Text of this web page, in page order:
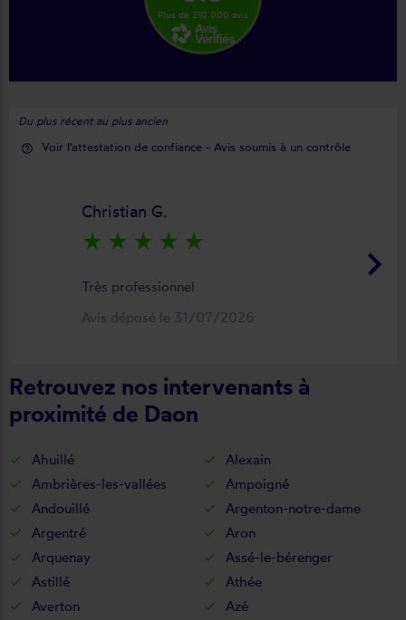
Plus de 210 000 avis
Du plus récent au plus ancien
help_outline Voir l'attestation de confiance - Avis soumis à un contrôle
keyboard_arrow_right
Christian G.
star_rate star_rate star_rate star_rate star_rate
Très professionnel
Avis déposé le 31/07/2026
Retrouvez nos intervenants à
proximité de Daon
Ahuillé
Alexain
Ambrières-les-vallées
Ampoigné
Andouillé
Argenton-notre-dame
Argentré
Aron
Arquenay
Assé-le-bérenger
Astillé
Athée
Averton
Azé